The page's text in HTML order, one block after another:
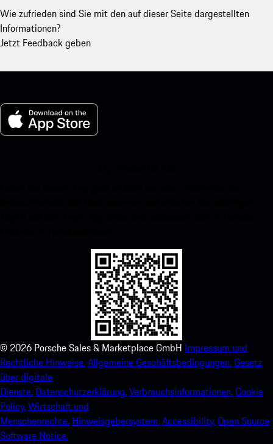
Wie zufrieden sind Sie mit den auf dieser Seite dargestellten
Informationen?
Jetzt Feedback geben
© 2026 Porsche Sales & Marketplace GmbH Impressum und
Rechtliche Hinweise.Allgemeine Geschäftsbedingungen.Gesetz
über digitale
Dienste. Datenschutzerklärung.Verbrauchsinformationen.Cookie
Policy.Wirtschaft und
Menschenrechte. Hinweisgebersystem.Accessibility.Open Source
Software Notice.